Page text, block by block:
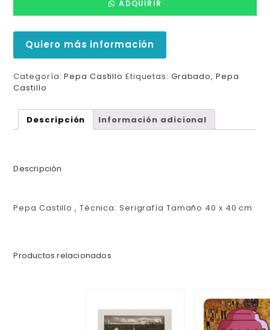
ADQUIRIR
Quiero más información
Categoría:Pepa Castillo Etiquetas: Grabado, Pepa
Castillo
Descripción Información adicional
Descripción
Pepa Castillo , Técnica: Serigrafía Tamaño 40 x 40 cm
Productos relacionados